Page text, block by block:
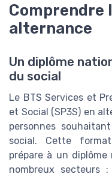
Comprendre
alternance
Un diplôme
du social
Le BTS Services et
et Social (SP3S) en
personnes
social. Cette
prépare à un
nombreux secteurs